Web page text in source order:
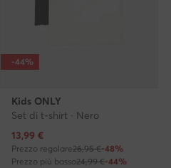
-44%
Kids ONLY
Set di t-shirt · Nero
Prezzo attuale
13,99 €
Prezzo regolare26,95 €-48%
Prezzo più basso24,99 €-44%